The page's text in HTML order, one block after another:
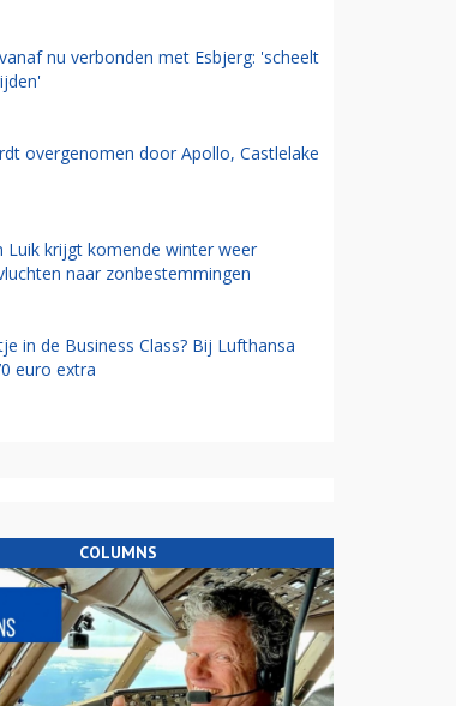
nu verbonden met Esbjerg: 'scheelt
overgenomen door Apollo, Castlelake
Luik krijgt komende winter weer
naar zonbestemmingen
in de Business Class? Bij Lufthansa
euro extra
COLUMNS